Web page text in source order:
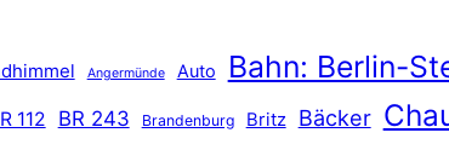
Angermünde Auto Bahn: Berlin-
112 BR 243 Brandenburg Britz Bäcker